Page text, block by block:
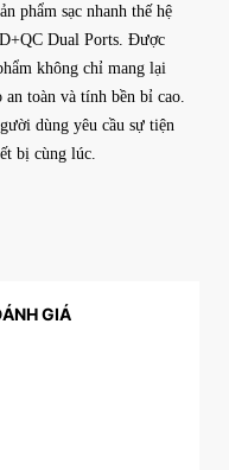
phẩm sạc nhanh thế hệ
Dual Ports. Được
không chỉ mang lại
toàn và tính bền bỉ cao.
dùng yêu cầu sự tiện
bị cùng lúc.
GIÁ